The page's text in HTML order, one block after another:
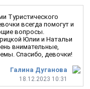
Галина Дуганова
18.12.2023 10:31
Туристического
всегда помогут и
вопросы.
Юлии и Натальи
внимательные,
Спасибо, девочки!